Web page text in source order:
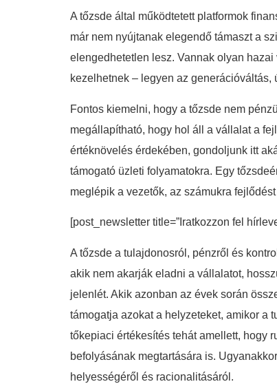
A tőzsde által működtetett platformok
már nem nyújtanak elegendő támaszt a
elengedhetetlen lesz. Vannak olyan
kezelhetnek – legyen az
Fontos kiemelni, hogy a tőzsde nem
megállapítható, hogy hol áll a vállalat a
értéknövelés érdekében, gondoljunk itt
támogató üzleti folyamatokra. Egy
meglépik a vezetők, az számukra
[post_newsletter title=”Iratkozzon fel
A tőzsde a tulajdonosról, pénzről és
akik nem akarják eladni a vállalatot,
jelenlét. Akik azonban az évek során
támogatja azokat a helyzeteket, amikor a
tőkepiaci értékesítés tehát amellett, hogy
befolyásának megtartására is.
helyességéről és racionalitásáról.